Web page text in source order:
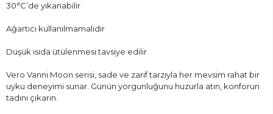
30°C’de yıkanabilir
Ağartıcı kullanılmamalıdır
Düşük ısıda ütülenmesi tavsiye edilir
Vero Vanni Moon serisi, sade ve zarif tarzıyla her mevsim rahat bir
uyku deneyimi sunar. Günün yorgunluğunu huzurla atın, konforun
tadını çıkarın.